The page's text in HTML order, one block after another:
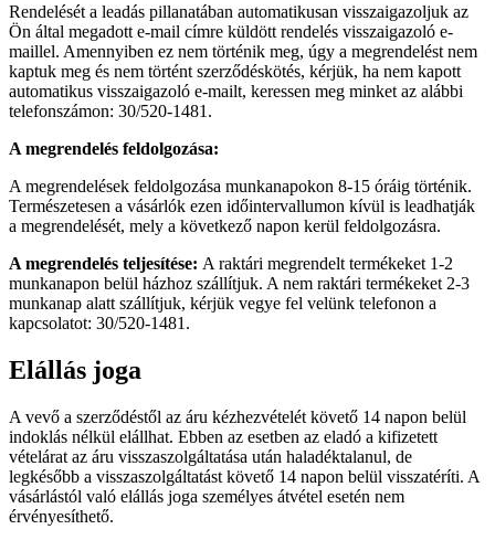
Rendelését a leadás pillanatában automatikusan visszaigazoljuk az
Ön által megadott e-mail címre küldött rendelés visszaigazoló e-
maillel. Amennyiben ez nem történik meg, úgy a megrendelést nem
kaptuk meg és nem történt szerződéskötés, kérjük, ha nem kapott
automatikus visszaigazoló e-mailt, keressen meg minket az alábbi
telefonszámon: 30/520-1481.
A megrendelés feldolgozása:
A megrendelések feldolgozása munkanapokon 8-15 óráig történik.
Természetesen a vásárlók ezen időintervallumon kívül is leadhatják
a megrendelését, mely a következő napon kerül feldolgozásra.
A megrendelés teljesítése: A raktári megrendelt termékeket 1-2
munkanapon belül házhoz szállítjuk. A nem raktári termékeket 2-3
munkanap alatt szállítjuk, kérjük vegye fel velünk telefonon a
kapcsolatot: 30/520-1481.
Elállás joga
A vevő a szerződéstől az áru kézhezvételét követő 14 napon belül
indoklás nélkül elállhat. Ebben az esetben az eladó a kifizetett
vételárat az áru visszaszolgáltatása után haladéktalanul, de
legkésőbb a visszaszolgáltatást követő 14 napon belül visszatéríti. A
vásárlástól való elállás joga személyes átvétel esetén nem
érvényesíthető.